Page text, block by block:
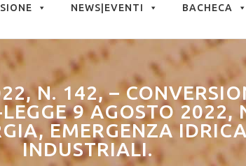
NEWS|EVENTI BACHECA
N. 142, –
9 AGOSTO 2022,
EMERGENZA
INDUSTRIALI.